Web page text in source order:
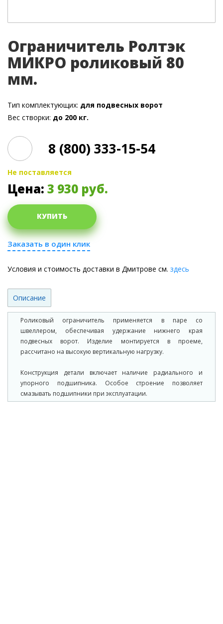
Ограничитель Ролтэк
МИКРО роликовый 80
мм.
Тип комплектующих: для подвесных ворот
Вес створки: до 200 кг.
8 (800) 333-15-54
Не поставляется
Цена: 3 930 руб.
КУПИТЬ
Заказать в один клик
Условия и стоимость доставки в Дмитрове см. здесь
Описание
Роликовый ограничитель применяется в паре со
швеллером, обеспечивая удержание нижнего края
подвесных ворот. Изделие монтируется в проеме,
рассчитано на высокую вертикальную нагрузку.
Конструкция детали включает наличие радиального и
упорного подшипника. Особое строение позволяет
смазывать подшипники при эксплуатации.